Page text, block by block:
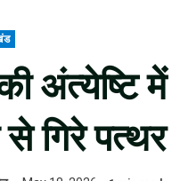
अंत्येष्टि
से गिरे